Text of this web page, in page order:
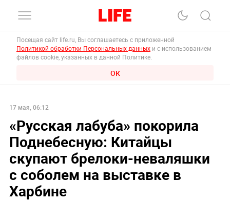
Посещая сайт life.ru, Вы соглашаетесь с приложенной
Политикой обработки Персональных данных и с использованием
файлов cookie, указанных в данной Политике.
ОК
17 мая, 06:12
«Русская лабуба» покорила
Поднебесную: Китайцы
скупают брелоки-неваляшки
с соболем на выставке в
Харбине